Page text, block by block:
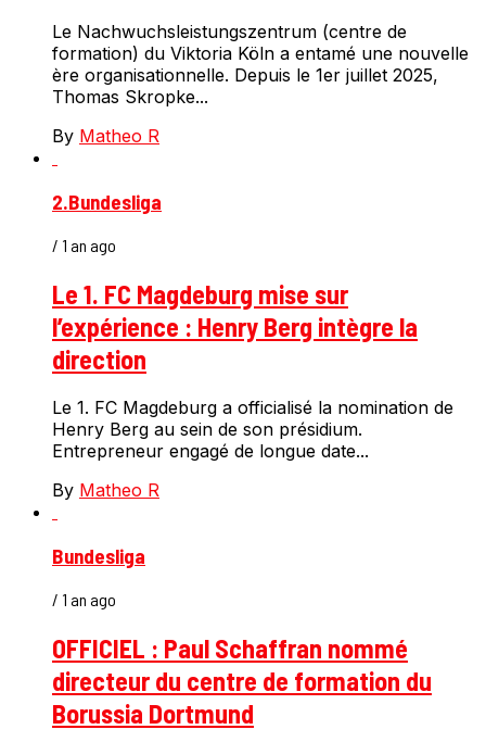
Le Nachwuchsleistungszentrum (centre de
formation) du Viktoria Köln a entamé une nouvelle
ère organisationnelle. Depuis le 1er juillet 2025,
Thomas Skropke...
By Matheo R
2.Bundesliga
/ 1 an ago
Le 1. FC Magdeburg mise sur
l’expérience : Henry Berg intègre la
direction
Le 1. FC Magdeburg a officialisé la nomination de
Henry Berg au sein de son présidium.
Entrepreneur engagé de longue date...
By Matheo R
Bundesliga
/ 1 an ago
OFFICIEL : Paul Schaffran nommé
directeur du centre de formation du
Borussia Dortmund